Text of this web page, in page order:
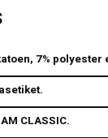
7% polyester
CLASSIC.